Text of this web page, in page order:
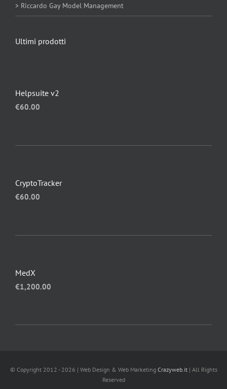
> Riccardo Gay Model Management
Ultimi prodotti
Helpsuite v2
€60.00
CryptoTracker
€60.00
MedX
€1,200.00
© Copyright 2012 - 2026 | Web Design & Web Marketing Crazyweb.it| All Rights
Reserved